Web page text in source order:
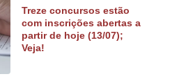
Treze concursos estão
com inscrições abertas a
partir de hoje (13/07);
Veja!